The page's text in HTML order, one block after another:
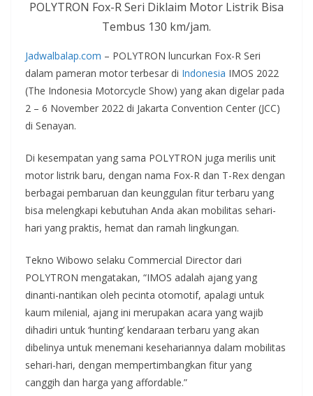
POLYTRON Fox-R Seri Diklaim Motor Listrik Bisa
Tembus 130 km/jam.
Jadwalbalap.com – POLYTRON luncurkan Fox-R Seri
dalam pameran motor terbesar di Indonesia IMOS 2022
(The Indonesia Motorcycle Show) yang akan digelar pada
2 – 6 November 2022 di Jakarta Convention Center (JCC)
di Senayan.
Di kesempatan yang sama POLYTRON juga merilis unit
motor listrik baru, dengan nama Fox-R dan T-Rex dengan
berbagai pembaruan dan keunggulan fitur terbaru yang
bisa melengkapi kebutuhan Anda akan mobilitas sehari-
hari yang praktis, hemat dan ramah lingkungan.
Tekno Wibowo selaku Commercial Director dari
POLYTRON mengatakan, “IMOS adalah ajang yang
dinanti-nantikan oleh pecinta otomotif, apalagi untuk
kaum milenial, ajang ini merupakan acara yang wajib
dihadiri untuk ‘hunting’ kendaraan terbaru yang akan
dibelinya untuk menemani kesehariannya dalam mobilitas
sehari-hari, dengan mempertimbangkan fitur yang
canggih dan harga yang affordable.”